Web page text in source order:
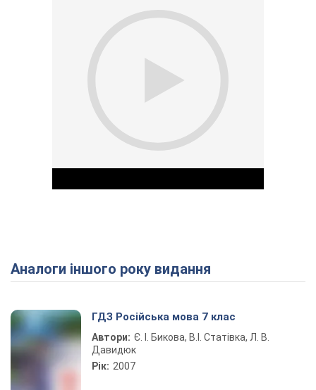
Play Video
Аналоги іншого року видання
ГДЗ Російська мова 7 клас
Автори: Є. І. Бикова, В.І. Статівка, Л. В.
Давидюк
Рік: 2007